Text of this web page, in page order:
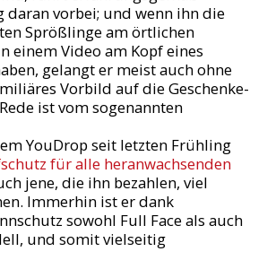
daran vorbei; und wenn ihn die
Sprößlinge am örtlichen
einem Video am Kopf eines
gelangt er meist auch ohne
Vorbild auf die Geschenke-
ist vom sogenannten
YouDrop seit letzten Frühling
für alle heranwachsenden
jene, die ihn bezahlen, viel
Immerhin ist er dank
sowohl Full Face als auch
und somit vielseitig